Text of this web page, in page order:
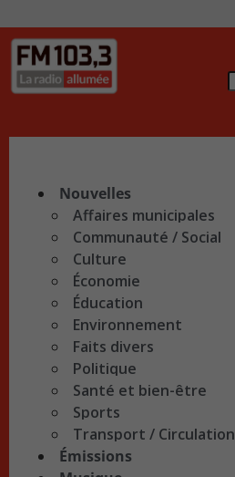
Nouvelles
Affaires municipales
Communauté / Social
Culture
Économie
Éducation
Environnement
Faits divers
Politique
Santé et bien-être
Sports
Transport / Circulation
Émissions